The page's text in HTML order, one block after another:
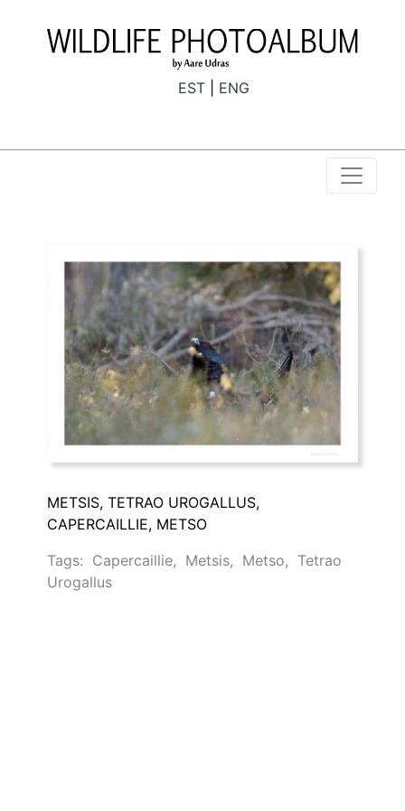
EST ENG
METSIS, TETRAO UROGALLUS,
CAPERCAILLIE, METSO
Tags: Capercaillie, Metsis, Metso, Tetrao
Urogallus